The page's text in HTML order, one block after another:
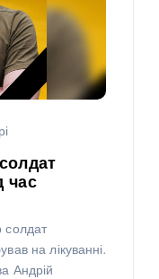
час
солдат
на лікуванні.
Андрій